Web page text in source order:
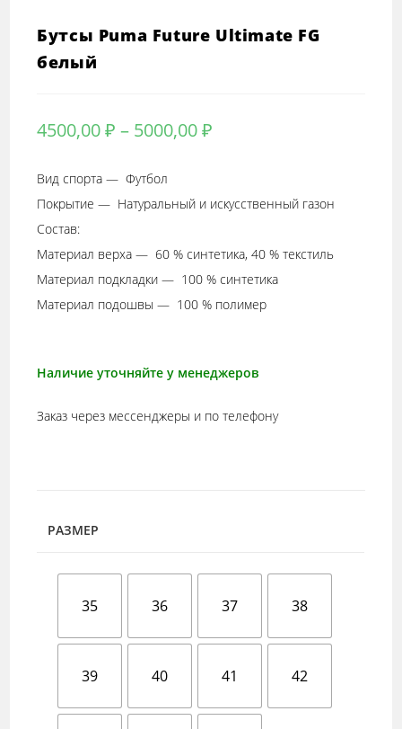
Бутсы Puma Future Ultimate FG
белый
4500,00₽ – 5000,00₽
–
Вид спорта — Футбол
Покрытие — Натуральный и искусственный газон
Состав:
Материал верха — 60 % синтетика, 40 % текстиль
Материал подкладки — 100 % синтетика
Материал подошвы — 100 % полимер
Наличие уточняйте у менеджеров
Заказ через мессенджеры и по телефону
РАЗМЕР
35 36 37 38
39 40 41 42